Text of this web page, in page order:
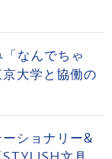
なんでちゃ
大学と協働の
ショナリー&